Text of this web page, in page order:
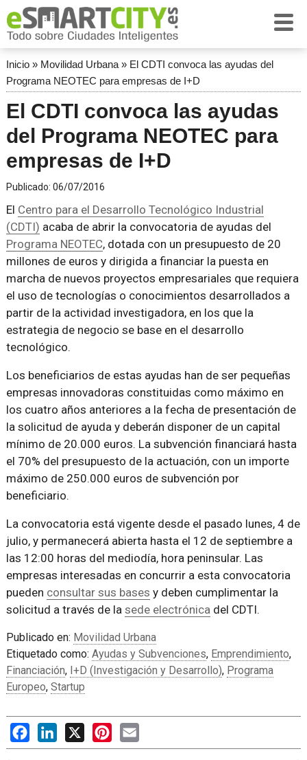
Inicio» Movilidad Urbana» El CDTI convoca las ayudas del
Programa NEOTEC para empresas de I+D
El CDTI convoca las ayudas
del Programa NEOTEC para
empresas de I+D
Publicado: 06/07/2016
El Centro para el Desarrollo Tecnológico Industrial
(CDTI) acaba de abrir la convocatoria de ayudas del
Programa NEOTEC, dotada con un presupuesto de 20
millones de euros y dirigida a financiar la puesta en
marcha de nuevos proyectos empresariales que requiera
el uso de tecnologías o conocimientos desarrollados a
partir de la actividad investigadora, en los que la
estrategia de negocio se base en el desarrollo
tecnológico.
Los beneficiarios de estas ayudas han de ser pequeñas
empresas innovadoras constituidas como máximo en
los cuatro años anteriores a la fecha de presentación de
la solicitud de ayuda y deberán disponer de un capital
mínimo de 20.000 euros. La subvención financiará hasta
el 70% del presupuesto de la actuación, con un importe
máximo de 250.000 euros de subvención por
beneficiario.
La convocatoria está vigente desde el pasado lunes, 4 de
julio, y permanecerá abierta hasta el 12 de septiembre a
las 12:00 horas del mediodía, hora peninsular. Las
empresas interesadas en concurrir a esta convocatoria
pueden consultar sus bases y deben cumplimentar la
solicitud a través de la sede electrónicadel CDTI.
Publicado en: Movilidad Urbana
Etiquetado como: Ayudas y Subvenciones, Emprendimiento,
Financiación, I+D (Investigación y Desarrollo), Programa
Europeo, Startup
FacebookLinkedIn
X PinterestEmail